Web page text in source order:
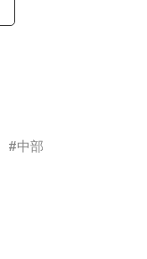
中部